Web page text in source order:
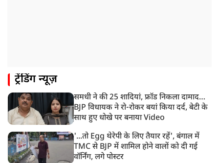
रांची: छात्रों और झारखंड सरकार के बीच आज होगी तीसरे दौर
8:22 AM
देशभर में आज से 'हर घर तिरंगा' अभियान, सीएम योगी लखनऊ
में करेंगे यात्रा का शुभारंभ
ट्रेंडिंग न्यूज़
समधी ने की 25 शादियां, फ्रॉड निकला दामाद…
BJP विधायक ने रो-रोकर बयां किया दर्द, बेटी के
साथ हुए धोखे पर बनाया Video
'...तो Egg थेरेपी के लिए तैयार रहें', बंगाल में
TMC से BJP में शामिल होने वालों को दी गई
वॉर्निंग, लगे पोस्टर